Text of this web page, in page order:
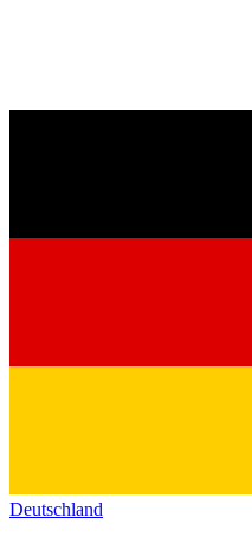
Deutschland